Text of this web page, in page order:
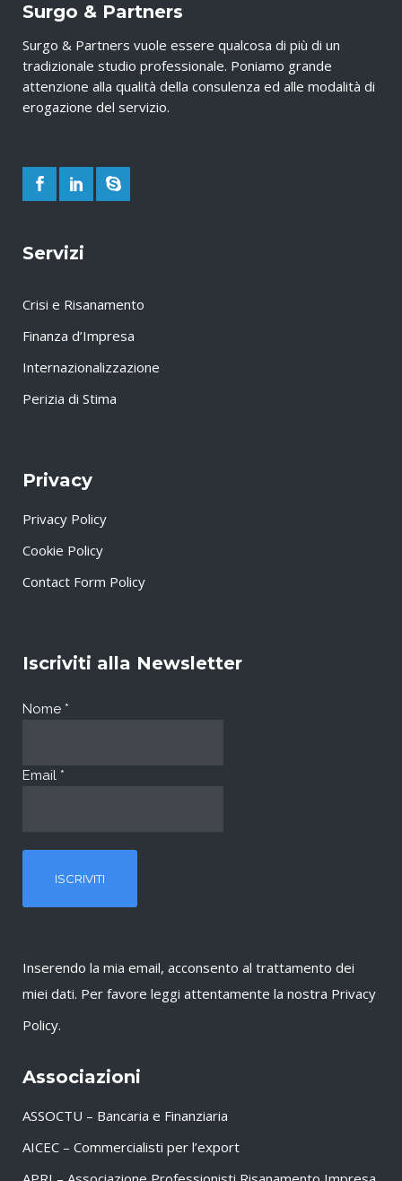
Surgo & Partners
Surgo & Partners vuole essere qualcosa di più di un
tradizionale studio professionale. Poniamo grande
attenzione alla qualità della consulenza ed alle modalità di
erogazione del servizio.
Servizi
Crisi e Risanamento
Finanza d’Impresa
Internazionalizzazione
Perizia di Stima
Privacy
Privacy Policy
Cookie Policy
Contact Form Policy
Iscriviti alla Newsletter
Nome *
Email *
Inserendo la mia email, acconsento al trattamento dei
miei dati. Per favore leggi attentamente la nostra Privacy
Policy.
Associazioni
ASSOCTU – Bancaria e Finanziaria
AICEC – Commercialisti per l’export